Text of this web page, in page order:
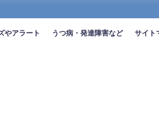
やアラート うつ病・発達障害など サイト